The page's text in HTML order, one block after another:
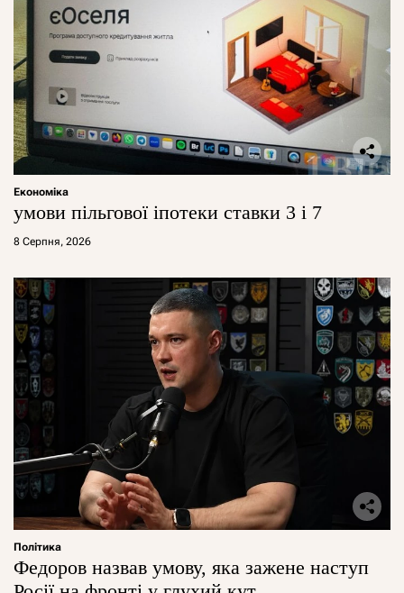
Економіка
умови пільгової іпотеки ставки 3 і 7
8 Серпня, 2026
Політика
Федоров назвав умову, яка зажене наступ